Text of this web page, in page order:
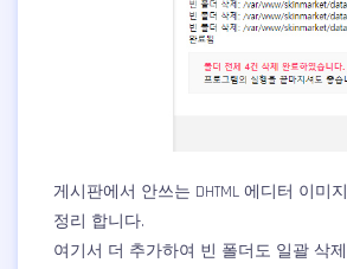
게시판에서 안쓰는 DHTML 에디터 이미
정리 합니다.
여기서 더 추가하여 빈 폴더도 일괄 삭